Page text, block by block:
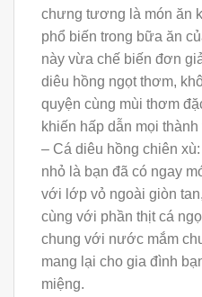
chưng tương là món ăn
phổ biến trong bữa ăn
này vừa chế biến đơn
diêu hồng ngọt thơm,
quyện cùng mùi thơm
khiến hấp dẫn mọi
– Cá diêu hồng chiên
nhỏ là bạn đã có ngay
với lớp vỏ ngoài giòn
cùng với phần thịt cá
chung với nước mắm
mang lại cho gia đình
miệng.